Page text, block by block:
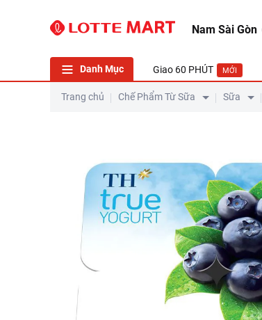
Nam Sài Gòn
Danh Mục Giao 60 PHÚT MỚI
Trang chủ Chế Phẩm Từ Sữa Sữa